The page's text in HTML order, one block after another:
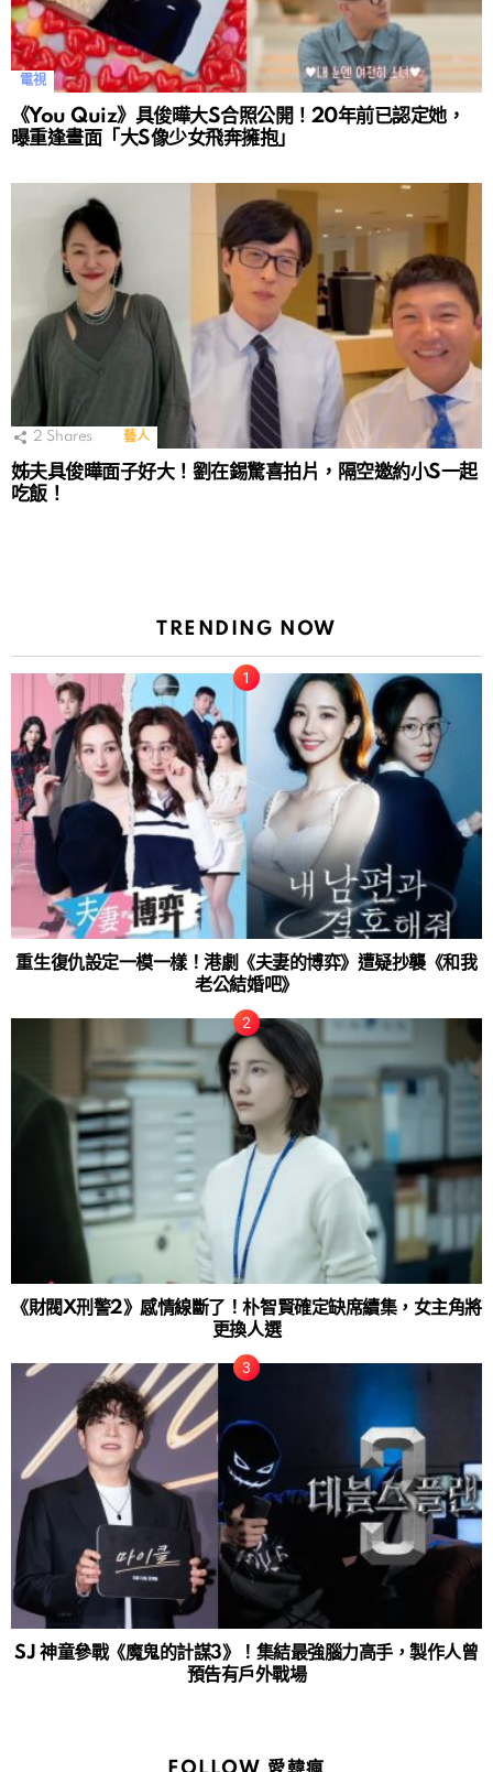
電視
《You Quiz》具俊曄大S合照公開！20年前已認定她，
曝重逢畫面「大S像少女飛奔擁抱」
2 Shares 藝人
姊夫具俊曄面子好大！劉在錫驚喜拍片，隔空邀約小S一起
吃飯！
TRENDING NOW
重生復仇設定一模一樣！港劇《夫妻的博弈》遭疑抄襲《和我
老公結婚吧》
《財閥X刑警2》感情線斷了！朴智賢確定缺席續集，女主角將
更換人選
SJ 神童參戰《魔鬼的計謀3》！集結最強腦力高手，製作人曾
預告有戶外戰場